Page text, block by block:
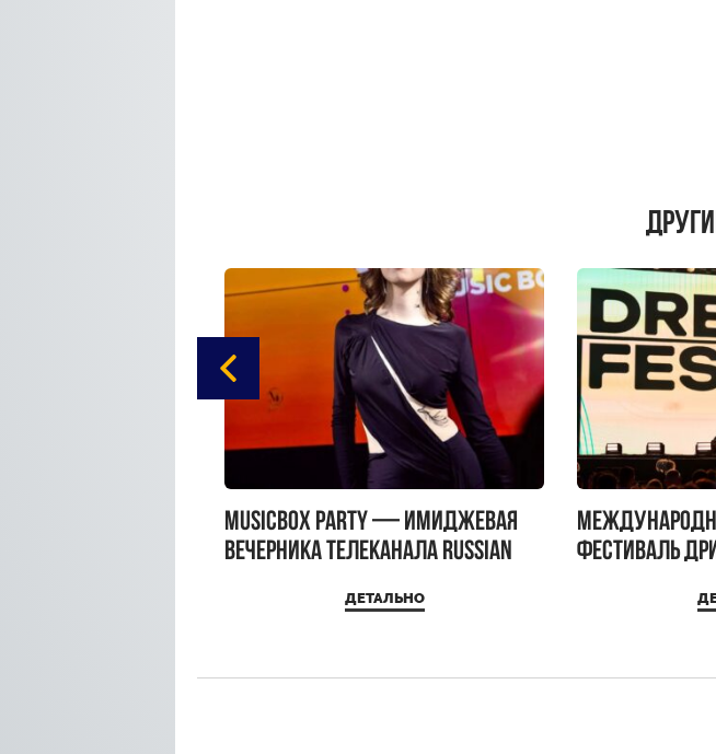
MUSICBOX PARTY — имиджевая
вечерника телеканала RUSSIAN
ДЕТАЛЬНО
фестиваль